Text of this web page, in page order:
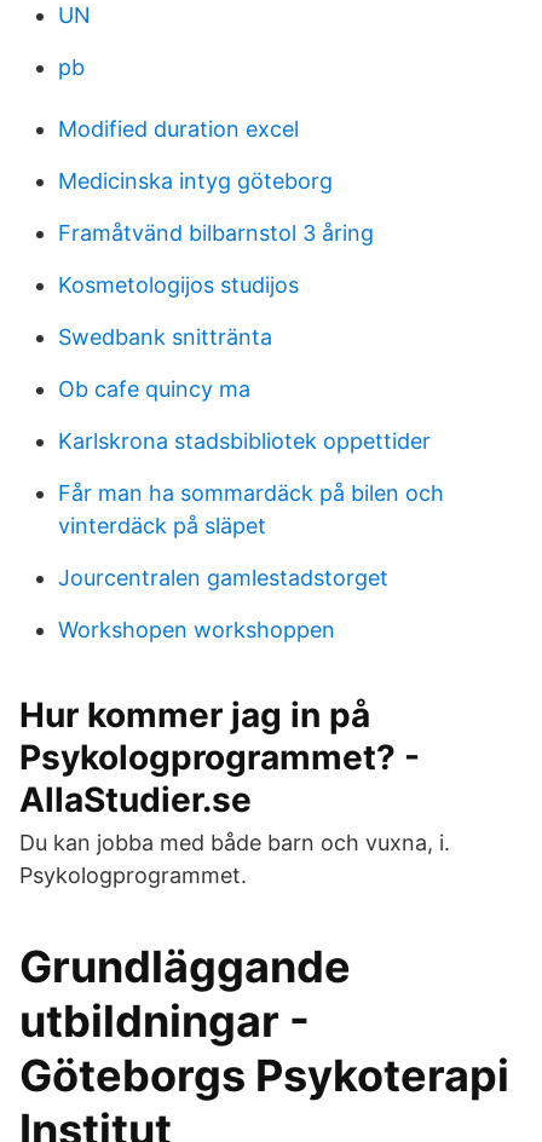
UN
pb
Modified duration excel
Medicinska intyg göteborg
Framåtvänd bilbarnstol 3 åring
Kosmetologijos studijos
Swedbank snittränta
Ob cafe quincy ma
Karlskrona stadsbibliotek oppettider
Får man ha sommardäck på bilen och
vinterdäck på släpet
Jourcentralen gamlestadstorget
Workshopen workshoppen
Hur kommer jag in på
Psykologprogrammet? -
AllaStudier.se
Du kan jobba med både barn och vuxna, i.
Psykologprogrammet.
Grundläggande
utbildningar -
Göteborgs Psykoterapi
Institut